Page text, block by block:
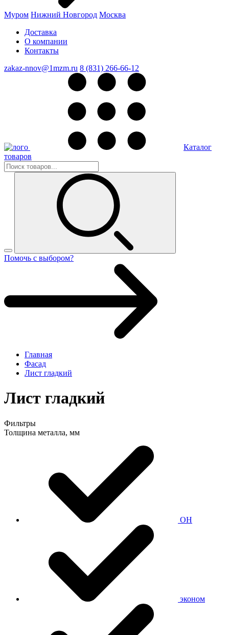
Муром Нижний Новгород Москва
Доставка
О компании
Контакты
zakaz-nnov@1mzm.ru 8 (831) 266-66-12
Каталог
товаров
Помочь с выбором?
Главная
Фасад
Лист гладкий
Лист гладкий
Фильтры
Толщина металла, мм
ОН
эконом